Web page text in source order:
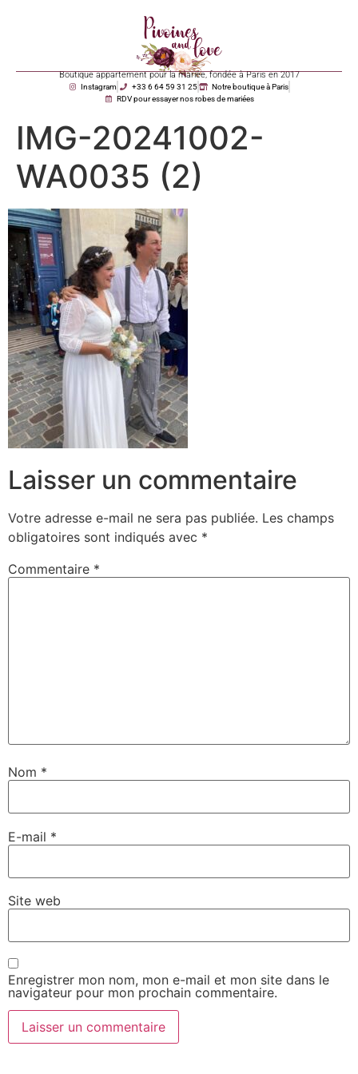
Boutique appartement pour la mariée, fondée à Paris en 2017
Instagram +33 6 64 59 31 25
Notre boutique à Paris
RDV pour essayer nos robes de mariées
IMG-20241002-
WA0035 (2)
Laisser un commentaire
Votre adresse e-mail ne sera pas publiée. Les champs
obligatoires sont indiqués avec *
Commentaire *
Nom *
E-mail *
Site web
Enregistrer mon nom, mon e-mail et mon site dans le
navigateur pour mon prochain commentaire.